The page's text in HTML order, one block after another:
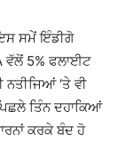
ਇਸ ਸਮੇਂ ਇੰਡੀਗੋ
ਵੱਲੋਂ 5% ਫਲਾਈਟ
‘ਤੇ ਵੀ
ਤਿੰਨ ਦਹਾਕਿਆਂ
ਕਰਕੇ ਬੰਦ ਹੋ